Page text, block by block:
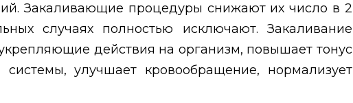
Закаливающие процедуры снижают их число в 2
случаях полностью исключают. Закаливание
действия на организм, повышает тонус
системы, улучшает кровообращение, нормализует